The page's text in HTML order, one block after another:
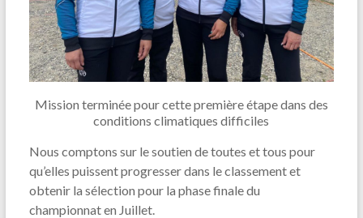
Mission terminée pour cette première étape dans des
conditions climatiques difficiles
Nous comptons sur le soutien de toutes et tous pour
qu’elles puissent progresser dans le classement et
obtenir la sélection pour la phase finale du
championnat en Juillet.